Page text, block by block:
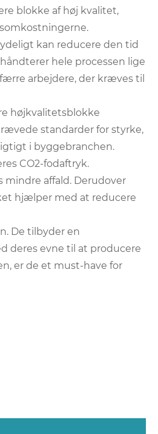
blokke af høj kvalitet,
kan reducere den tid
hele processen lige
arbejdere, der kræves til
højkvalitetsblokke
standarder for styrke,
i byggebranchen.
CO2-fodaftryk.
affald. Derudover
hjælper med at reducere
De tilbyder en
deres evne til at producere
er de et must-have for